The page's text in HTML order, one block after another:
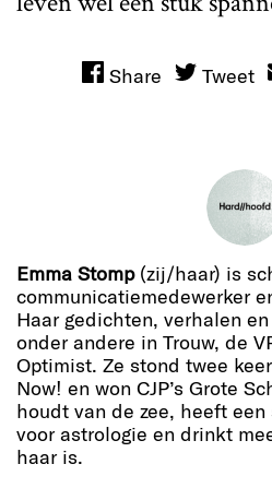
Share Tweet
Emma Stomp(zij/haar) is
communicatiemedewerker
Haar gedichten, verhalen
onder andere in Trouw, de
Optimist. Ze stond twee
Now! en won CJP’s Grote
houdt van de zee, heeft
voor astrologie en drinkt
haar is.